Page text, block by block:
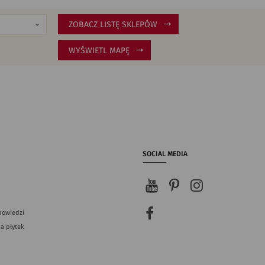
ZOBACZ LISTĘ SKLEPÓW
WYŚWIETL MAPĘ
płytek
SOCIAL MEDIA